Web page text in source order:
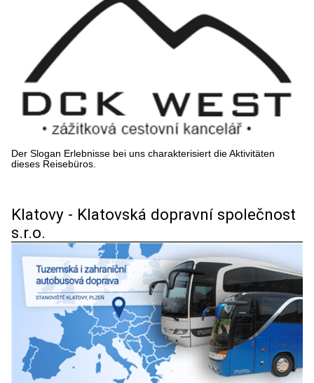
Der Slogan Erlebnisse bei uns charakterisiert die Aktivitäten
dieses Reisebüros.
Klatovy - Klatovská dopravní společnost
s.r.o.